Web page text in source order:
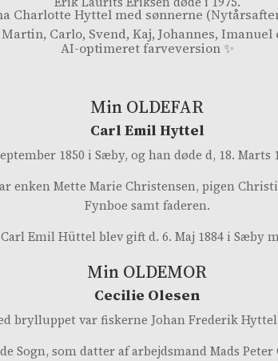
Charlotte Hyttel med sønnerne
Martin, Carlo, Svend, Kaj, Johannes, Imanuel
AI-optimeret farveversion ✨
Min OLDEFAR
Carl Emil Hyttel
1850 i Sæby, og han døde d, 18. Marts
enken Mette Marie Christensen, pigen
Fynboe samt faderen.
Carl Emil Hüttel blev gift d. 6. Maj 1884 i Sæby
Min OLDEMOR
Cecilie Olesen
brylluppet var fiskerne Johan Frederik Hyttel
Sogn, som datter af arbejdsmand Mads